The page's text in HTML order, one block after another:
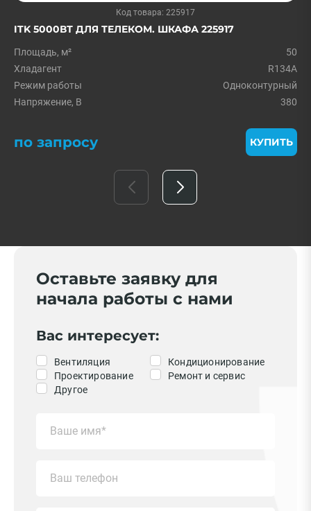
Код товара: 225917
ITK 5000ВТ ДЛЯ ТЕЛЕКОМ. ШКАФА 225917
Площадь, м²
50
Хладагент
R134A
Режим работы
Одноконтурный
Напряжение, В
380
по запросу КУПИТЬ
Оставьте заявку для
начала работы с нами
Вас интересует:
Вентиляция
Кондиционирование
Проектирование
Ремонт и сервис
Другое